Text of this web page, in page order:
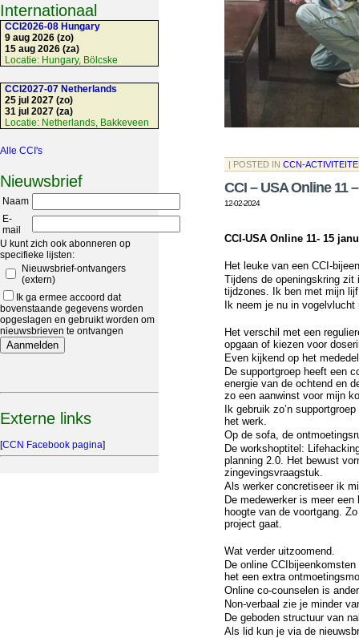
| POSTED IN CCN-
CCI – USA Online 11
12-02-2024
CCI-USA Online 11- 15
Het leuke van een CCI-
Tijdens de openingskring zit
tijdzones. Ik ben met mijn
Ik neem je nu in
Het verschil met een
opgaan of kiezen voor
Even kijkend op het
De supportgroep heeft een
energie van de ochtend en
zo een aanwinst voor mijn
Ik gebruik zo’n
het werk.
Op de sofa, de
De workshoptitel:
planning 2.0. Het bewust
zingevingsvraagstuk.
Als werker concretiseer ik
De medewerker is meer
hoogte van de voortgang.
project gaat.
Wat verder uitzoomend.
De online
het een extra
Online co-counselen is
Non-verbaal zie je minder
De geboden structuur van
Als lid kun je via de
Internationaal
CCI2026-08 Hungary
9 aug 2026 (zo)
15 aug 2026 (za)
Locatie: Hungary, Bölcske
CCI2027-07 Netherlands
25 jul 2027 (zo)
31 jul 2027 (za)
Locatie: Netherlands, Bakkeveen
Alle CCI's
Nieuwsbrief
Naam
E-
mail
U kunt zich ook abonneren op
specifieke lijsten:
Nieuwsbrief-ontvangers
(extern)
Ik ga ermee accoord dat
bovenstaande gegevens worden
opgeslagen en gebruikt worden om
nieuwsbrieven te ontvangen
Externe links
[CCN Facebook pagina]